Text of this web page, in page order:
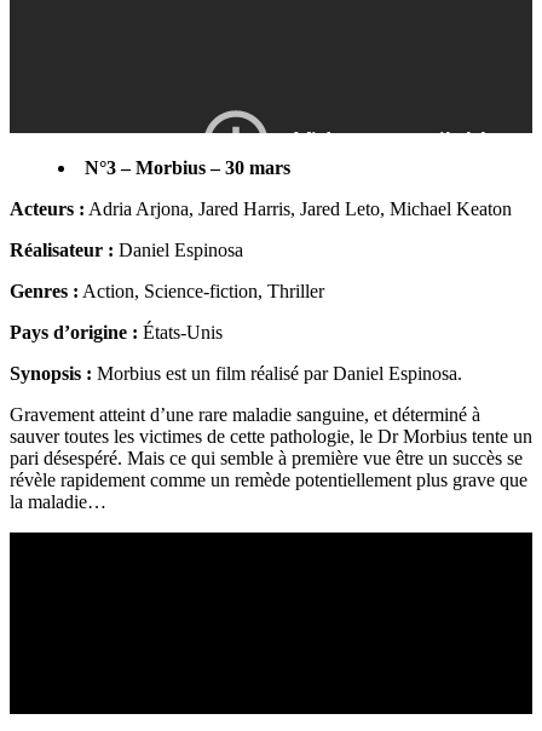
N°3 – Morbius – 30 mars
Acteurs : Adria Arjona, Jared Harris, Jared Leto, Michael Keaton
Réalisateur : Daniel Espinosa
Genres : Action, Science-fiction, Thriller
Pays d’origine : États-Unis
Synopsis : Morbius est un film réalisé par Daniel Espinosa.
Gravement atteint d’une rare maladie sanguine, et déterminé à
sauver toutes les victimes de cette pathologie, le Dr Morbius tente un
pari désespéré. Mais ce qui semble à première vue être un succès se
révèle rapidement comme un remède potentiellement plus grave que
la maladie…